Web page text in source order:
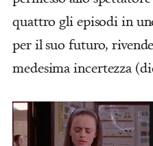
quattro gli episodi in
per il suo futuro,
medesima incertezza